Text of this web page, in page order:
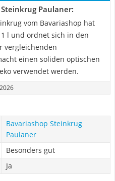
Paulaner:
vom Bavariashop hat
l und ordnet sich in den
vergleichenden
einen soliden optischen
verwendet werden.
Bavariashop Steinkrug
Paulaner
Besonders gut
Ja